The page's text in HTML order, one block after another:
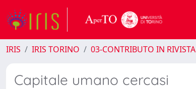
IRIS IRIS TORINO 03-CONTRIBUTO IN RIVISTA
Capitale umano cercasi